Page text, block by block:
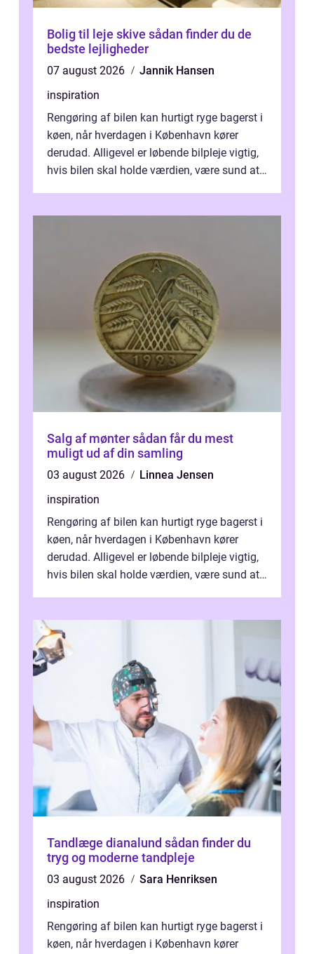
Bolig til leje skive sådan finder du de
bedste lejligheder
07 august 2026
Jannik Hansen
inspiration
Rengøring af bilen kan hurtigt ryge bagerst i
køen, når hverdagen i København kører
derudad. Alligevel er løbende bilpleje vigtig,
hvis bilen skal holde værdien, være sund at
Salg af mønter sådan får du mest
muligt ud af din samling
03 august 2026
Linnea Jensen
inspiration
Rengøring af bilen kan hurtigt ryge bagerst i
køen, når hverdagen i København kører
derudad. Alligevel er løbende bilpleje vigtig,
hvis bilen skal holde værdien, være sund at
Tandlæge dianalund sådan finder du
tryg og moderne tandpleje
03 august 2026
Sara Henriksen
inspiration
Rengøring af bilen kan hurtigt ryge bagerst i
køen, når hverdagen i København kører